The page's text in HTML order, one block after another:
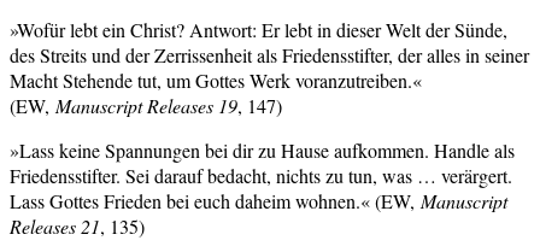
»Wofür lebt ein Christ? Antwort: Er lebt in dieser Welt der Sünde,
des Streits und der Zerrissenheit als Friedensstifter, der alles in seiner
Macht Stehende tut, um Gottes Werk voranzutreiben.«
(EW, Manuscript Releases 19, 147)
»Lass keine Spannungen bei dir zu Hause aufkommen. Handle als
Friedensstifter. Sei darauf bedacht, nichts zu tun, was … verärgert.
Lass Gottes Frieden bei euch daheim wohnen.« (EW, Manuscript
Releases 21, 135)